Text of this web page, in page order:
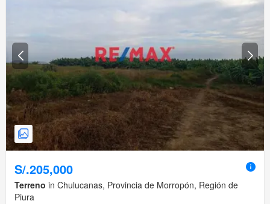
S/.205,000
Terreno in Chulucanas, Provincia de Morropón, Región de
Piura